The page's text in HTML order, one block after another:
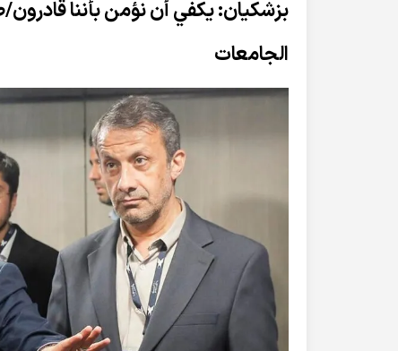
بزشکیان: يكفي أن نؤمن بأننا
الجامعات